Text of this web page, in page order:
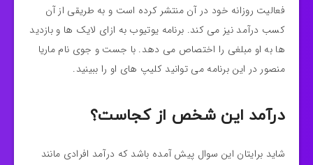
فعالیت روزانه خود در آن منتشر کرده است و به طریقی از آن
کسب درآمد نیز می کند. برنامه یوتیوب به ازای لایک ها و بازدید
ها به او مبلغی را اختصاص می دهد. با جست و جوی نام ماریا
منصور در این برنامه می توانید کلیپ های او را ببینید.
درآمد این شخص از کجاست؟
شاید برایتان این سوال پیش آمده باشد که درآمد افرادی مانند